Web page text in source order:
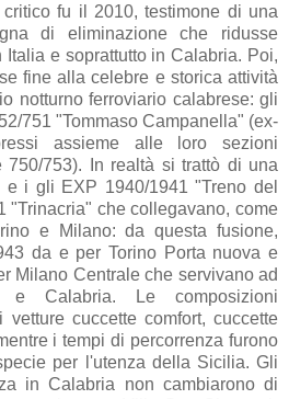
fu il 2010, testimone di una
di eliminazione che ridusse
e soprattutto in Calabria. Poi,
fine alla celebre e storica attività
notturno ferroviario calabrese: gli
751 "Tommaso Campanella" (ex-
assieme alle loro sezioni
753). In realtà si trattò di una
i gli EXP 1940/1941 "Treno del
"Trinacria" che collegavano, come
e Milano: da questa fusione,
da e per Torino Porta nuova e
Milano Centrale che servivano ad
Calabria. Le composizioni
cuccette comfort, cuccette
i tempi di percorrenza furono
per l'utenza della Sicilia. Gli
in Calabria non cambiarono di